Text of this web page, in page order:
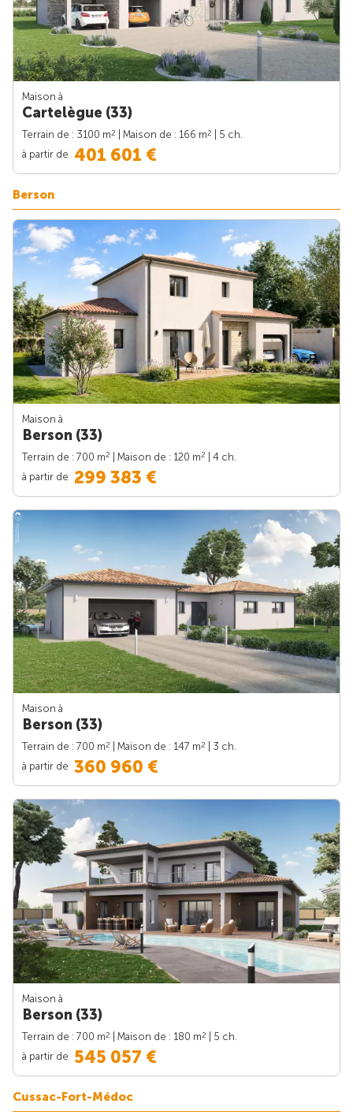
Maison à
Cartelègue (33)
Terrain de : 3100 m2 | Maison de : 166 m2
| 5 ch.
à partir de 401 601 €
Berson
Maison à
Berson (33)
Terrain de : 700 m2 | Maison de : 120 m2
| 4 ch.
à partir de 299 383 €
Maison à
Berson (33)
Terrain de : 700 m2 | Maison de : 147 m2
| 3 ch.
à partir de 360 960 €
Maison à
Berson (33)
Terrain de : 700 m2 | Maison de : 180 m2
| 5 ch.
à partir de 545 057 €
Cussac-Fort-Médoc